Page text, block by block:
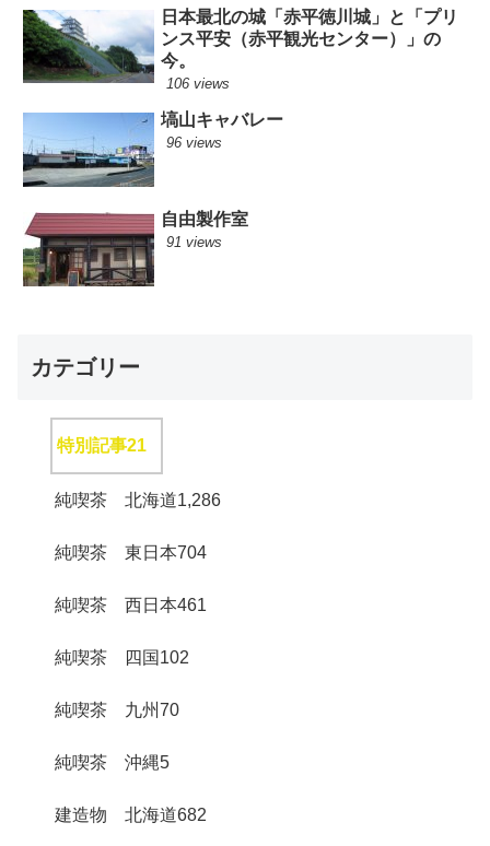
日本最北の城「赤平徳川城」と「プリ
ンス平安（赤平観光センター）」の
今。
106 views
塙山キャバレー
96 views
自由製作室
91 views
カテゴリー
特別記事21
純喫茶 北海道1,286
純喫茶 東日本704
純喫茶 西日本461
純喫茶 四国 102
純喫茶 九州70
純喫茶 沖縄5
建造物 北海道682